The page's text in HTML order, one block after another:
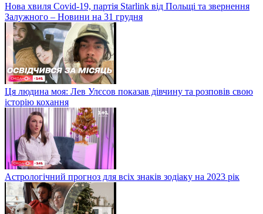
Нова хвиля Covid-19, партія Starlink від Польщі та звернення
Залужного – Новини на 31 грудня
Ця людина моя: Лев Улєсов показав дівчину та розповів свою
історію кохання
Астрологічний прогноз для всіх знаків зодіаку на 2023 рік